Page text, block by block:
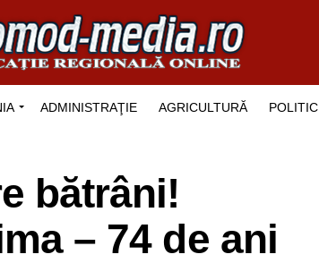
ADMINISTRAŢIE AGRICULTURĂ POLITIC
bătrâni!
– 74 de ani